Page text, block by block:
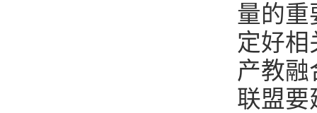
量的重
定好相
产教融
联盟要